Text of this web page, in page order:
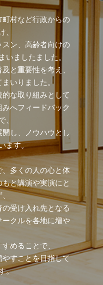
村など行政からの
、
ン、高齢者向けの
いましたました。
と重要性を考え、
いりました。
な取り組みとして
へフィードバック
、
し、ノウハウとし
ます。
多くの人の心と体
と講演や実演にと
受け入れ先となる
クルを各地に増や
めることで、
やすことを目指して
。